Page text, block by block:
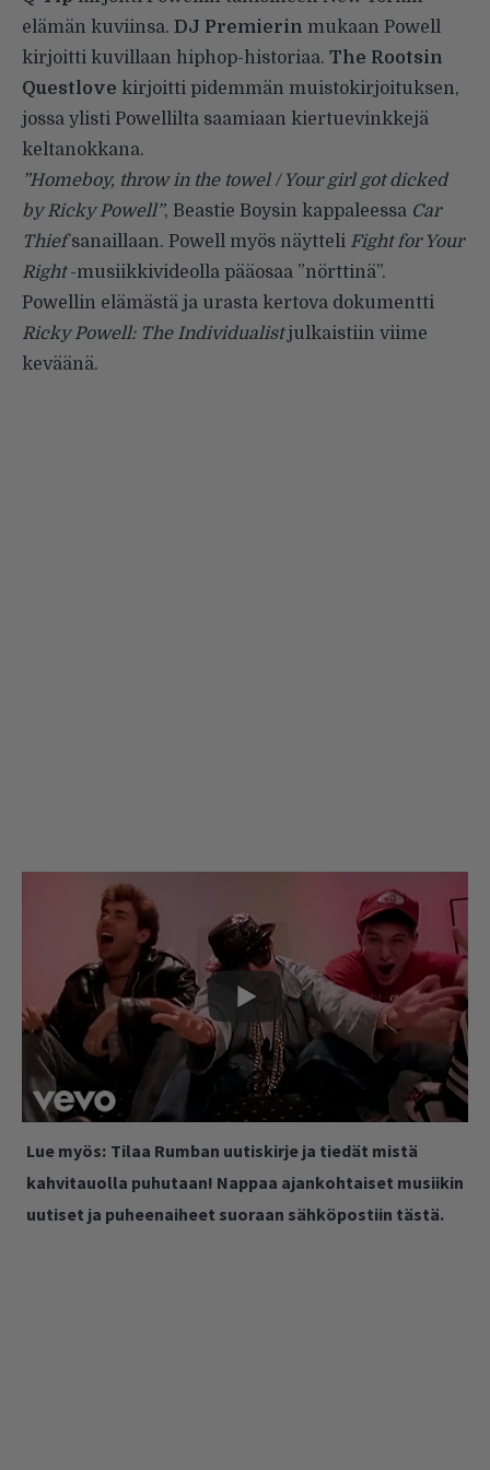
elämän kuviinsa. DJ Premierin mukaan Powell
kirjoitti kuvillaan hiphop-historiaa. The Rootsin
Questlove kirjoitti pidemmän muistokirjoituksen,
jossa ylisti Powellilta saamiaan kiertuevinkkejä
keltanokkana.
”Homeboy, throw in the towel / Your girl got dicked
by Ricky Powell”, Beastie Boysin kappaleessa Car
Thiefsanaillaan. Powell myös näytteli Fight for Your
Right-musiikkivideolla pääosaa ”nörttinä”.
Powellin elämästä ja urasta kertova dokumentti
Ricky Powell: The Individualistjulkaistiin viime
keväänä.
Lue myös: Tilaa Rumban uutiskirje ja tiedät mistä
kahvitauolla puhutaan! Nappaa ajankohtaiset musiikin
uutiset ja puheenaiheet suoraan sähköpostiin tästä.